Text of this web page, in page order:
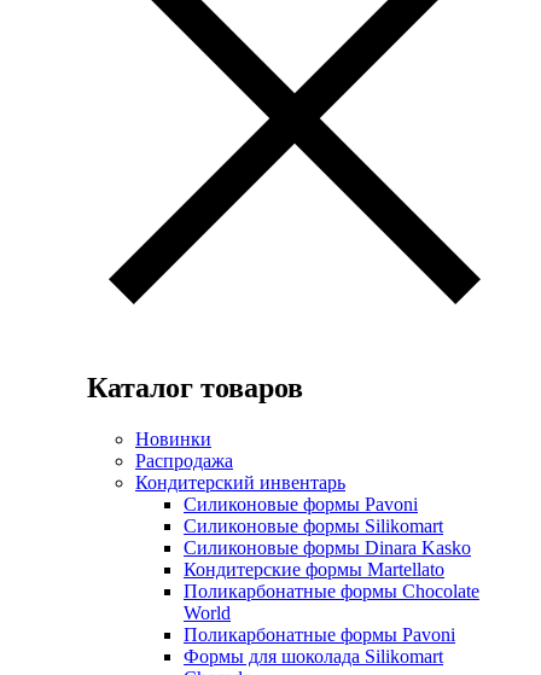
Каталог товаров
Новинки
Распродажа
Кондитерский инвентарь
Силиконовые формы Pavoni
Силиконовые формы Silikomart
Силиконовые формы Dinara Kasko
Кондитерские формы Martellato
Поликарбонатные формы Chocolate
World
Поликарбонатные формы Pavoni
Формы для шоколада Silikomart